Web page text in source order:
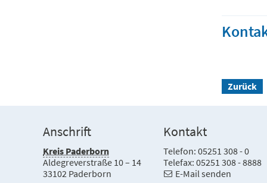
Zurück
Anschrift
Kreis Paderborn
Aldegreverstraße 10 – 14
33102 Paderborn
Kontakt
Telefon: 05251 308 - 0
Telefax: 05251 308 - 8888
E-Mail senden